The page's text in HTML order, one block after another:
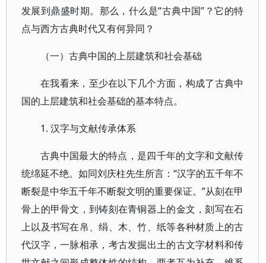
发展到鼎盛时期。那么，什么是“古典中国”？它的特
点与西方古典时代又有何异同？
（一）古典中国的上层建筑和社会基础
在我看来，至少在以下几个方面，构成了古典中
国的上层建筑和社会基础的基本特点。
1. 汉字与文献传承体系
古典中国最大的特点，是四千年的文字和文献传
统绵延不绝。如同刘庆柱先生所言：“汉字的五千年不
断裂是中华五千年不断裂文明的重要保证。”从刻在甲
骨上的甲骨文，到铸刻在青铜器上的金文，刻写在石
上以及书写在帛、绢、木、竹、纸等各种材质上的古
代汉字，一脉相承，考古发掘出土的古文字材料和传